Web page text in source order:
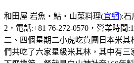
和田屋 岩魚・鮎・山菜料理(官網):石
2，電話:+81 76-272-0570，營業時間
二、四個星期二小虎吃貨團日本米
們共吃了六家星級米其林，其中有三